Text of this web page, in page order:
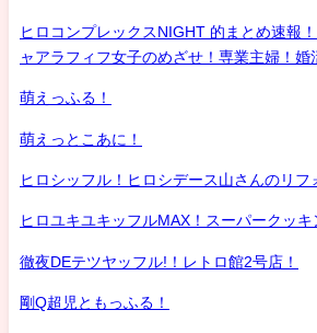
ヒロコンプレックスNIGHT 的まとめ速報
ャアラフィフ女子のめざせ！専業主婦！婚
萌えっふる！
萌えっとこあに！
ヒロシッフル！ヒロシデース山さんのリフ
ヒロユキユキッフルMAX！スーパークッキ
徹夜DEテツヤッフル!！レトロ館2号店！
剛Q超児ともっふる！